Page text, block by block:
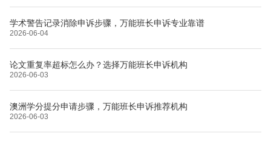
学术警告记录消除申诉步骤，万能班长申诉专业靠谱
2026-06-04
论文重复率超标怎么办？选择万能班长申诉机构
2026-06-03
澳洲学分提分申请步骤，万能班长申诉推荐机构
2026-06-03